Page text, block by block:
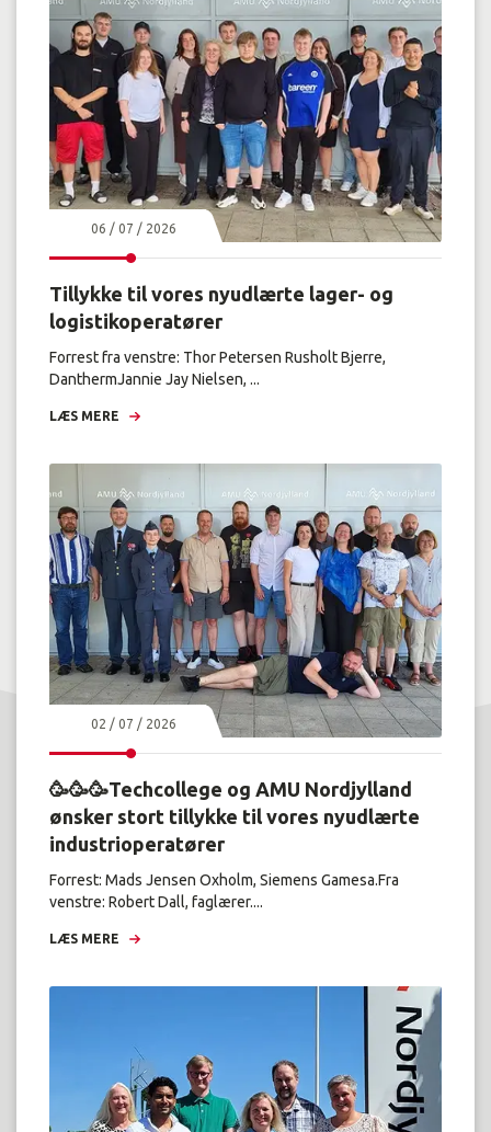
06 / 07 / 2026
Tillykke til vores nyudlærte lager- og
logistikoperatører
Forrest fra venstre: Thor Petersen Rusholt Bjerre,
DanthermJannie Jay Nielsen, ...
LÆS MERE
02 / 07 / 2026
🥳🥳🥳Techcollege og AMU Nordjylland
ønsker stort tillykke til vores nyudlærte
industrioperatører
Forrest: Mads Jensen Oxholm, Siemens Gamesa.Fra
venstre: Robert Dall, faglærer....
LÆS MERE